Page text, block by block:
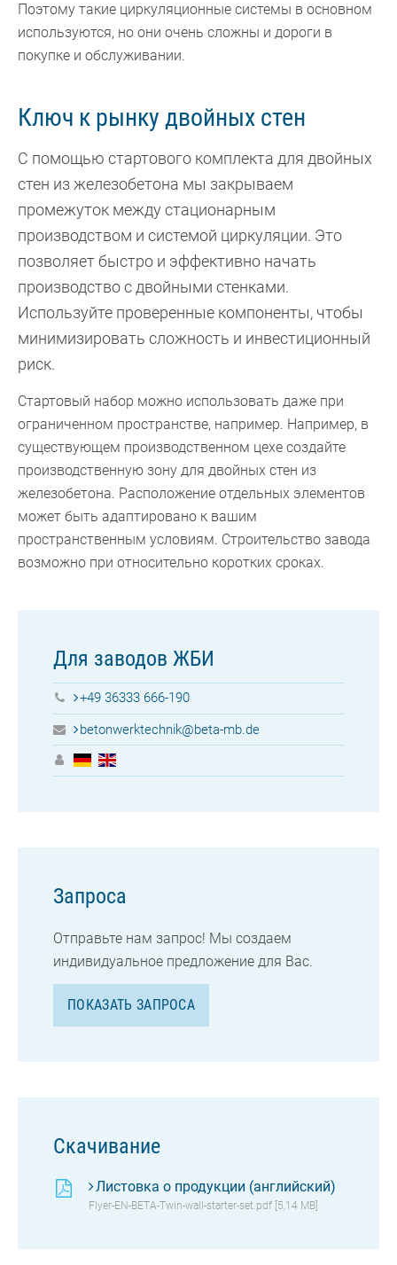
Поэтому такие циркуляционные системы в основном
используются, но они очень сложны и дороги в
покупке и обслуживании.
Ключ к рынку двойных стен
С помощью стартового комплекта для двойных
стен из железобетона мы закрываем
промежуток между стационарным
производством и системой циркуляции. Это
позволяет быстро и эффективно начать
производство с двойными стенками.
Используйте проверенные компоненты, чтобы
минимизировать сложность и инвестиционный
риск.
Стартовый набор можно использовать даже при
ограниченном пространстве, например. Например, в
существующем производственном цехе создайте
производственную зону для двойных стен из
железобетона. Расположение отдельных элементов
может быть адаптировано к вашим
пространственным условиям. Строительство завода
возможно при относительно коротких сроках.
Для заводов ЖБИ
+49 36333 666-190
betonwerktechnik@beta-mb.de
Запроса
Отправьте нам запрос! Мы создаем
индивидуальное предложение для Вас.
ПОКАЗАТЬ ЗАПРОСА
Cкачивание
Листовка о продукции (английский)
Flyer-EN-BETA-Twin-wall-starter-set.pdf [5,14 MB]